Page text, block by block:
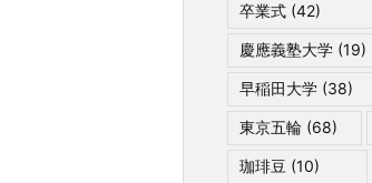
卒業式 (42)
慶應義塾大学 (19)
早稲田大学 (38)
東京五輪 (68)
珈琲豆 (10)